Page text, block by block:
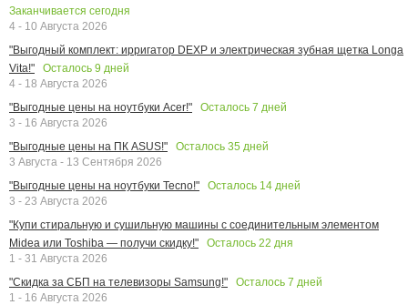
Заканчивается сегодня
4 - 10 Августа 2026
"Выгодный комплект: ирригатор DEXP и электрическая зубная щетка Longa
Vita!"
Осталось 9 дней
4 - 18 Августа 2026
"Выгодные цены на ноутбуки Acer!"
Осталось 7 дней
3 - 16 Августа 2026
"Выгодные цены на ПК ASUS!"
Осталось 35 дней
3 Августа - 13 Сентября 2026
"Выгодные цены на ноутбуки Tecno!"
Осталось 14 дней
3 - 23 Августа 2026
"Купи стиральную и сушильную машины с соединительным элементом
Midea или Toshiba — получи скидку!"
Осталось 22 дня
1 - 31 Августа 2026
"Скидка за СБП на телевизоры Samsung!"
Осталось 7 дней
1 - 16 Августа 2026